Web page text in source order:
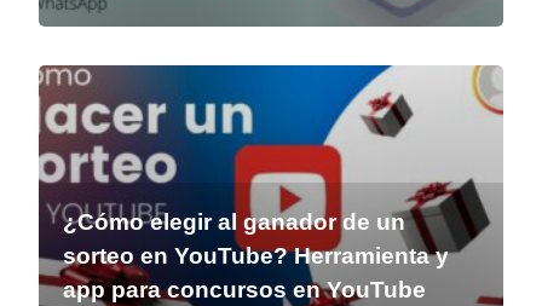
¿Cómo elegir al ganador de un
sorteo en YouTube? Herramienta y
app para concursos en YouTube